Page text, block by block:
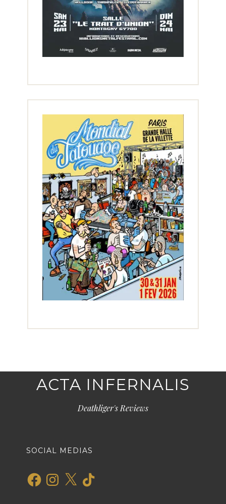
ACTA INFERNALIS
Deathliger's Reviews
SOCIAL MEDIAS
FacebookInstagram
X TikTok